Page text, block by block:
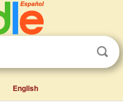
English